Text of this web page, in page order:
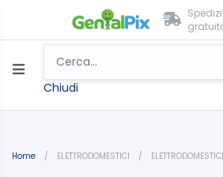
Chiudi
Home / ELETTRODOMESTICI /